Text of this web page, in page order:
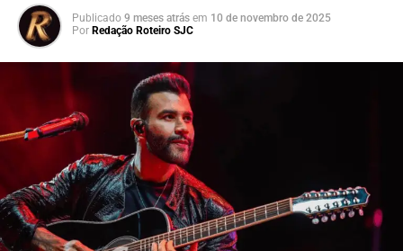
Publicado 9 meses atrás em 10 de novembro de 2025
Por Redação Roteiro SJC